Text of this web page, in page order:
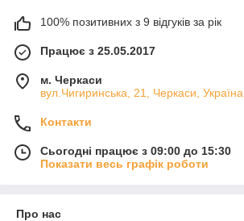
100% позитивних з 9 відгуків за рік
Працює з 25.05.2017
м. Черкаси
вул.Чигиринська, 21, Черкаси, Україна
Контакти
Сьогодні працює з 09:00 до 15:30
Показати весь графік роботи
Про нас